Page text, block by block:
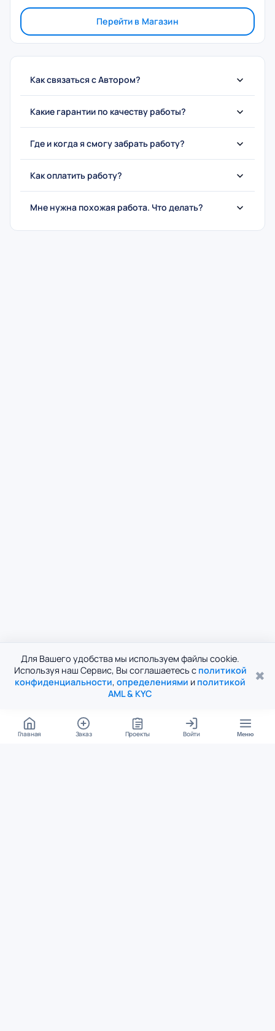
Для Вашего удобства мы используем файлы cookie.
Используя наш Сервис, Вы соглашаетесь с политикой
конфиденциальности, определениями и политикой
AML & KYC
✖
Главная Заказ Проекты Войти Меню
Перейти в Магазин
Как связаться с Автором?
Какие гарантии по качеству работы?
Где и когда я смогу забрать работу?
Как оплатить работу?
Мне нужна похожая работа. Что делать?